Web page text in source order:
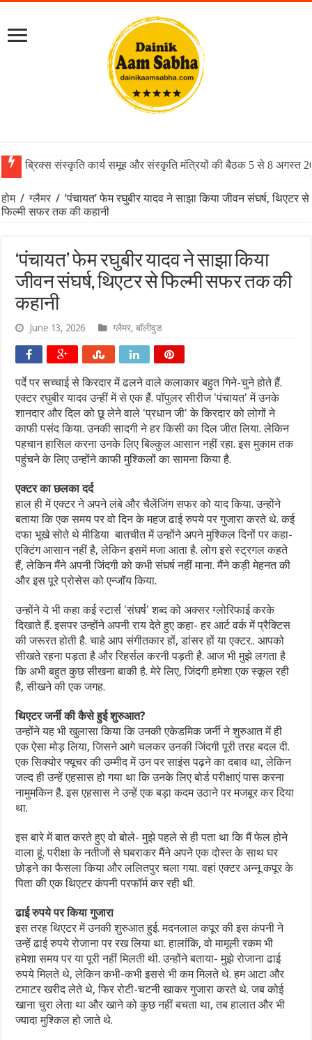
ब्रिक्स संस्कृति कार्य समूह और संस्कृति मंत्रियों की बैठक 5 से 8 अगस्त
होम / ग्लैमर / ‘पंचायत’ फेम रघुबीर यादव ने साझा किया जीवन संघर्ष, थिएटर से
फिल्मी सफर तक की कहानी
‘पंचायत’ फेम रघुबीर यादव ने साझा किया
जीवन संघर्ष, थिएटर से फिल्मी सफर तक की
कहानी
June 13, 2026 ग्लैमर,बॉलीवुड
पर्दे पर सच्चाई से किरदार में ढलने वाले कलाकार बहुत गिने-चुने होते हैं.
एक्टर रघुबीर यादव उन्हीं में से एक हैं. पॉपुलर सीरीज 'पंचायत' में उनके
शानदार और दिल को छू लेने वाले 'प्रधान जी' के किरदार को लोगों ने
काफी पसंद किया. उनकी सादगी ने हर किसी का दिल जीत लिया. लेकिन
पहचान हासिल करना उनके लिए बिल्कुल आसान नहीं रहा. इस मुकाम तक
पहुंचने के लिए उन्होंने काफी मुश्किलों का सामना किया है.
एक्टर का छलका दर्द
हाल ही में एक्टर ने अपने लंबे और चैलेंजिंग सफर को याद किया. उन्होंने
बताया कि एक समय पर वो दिन के महज ढाई रुपये पर गुजारा करते थे. कई
दफा भूखे सोते थे मीडिया बातचीत में उन्होंने अपने मुश्किल दिनों पर कहा-
एक्टिंग आसान नहीं है, लेकिन इसमें मजा आता है. लोग इसे स्ट्रगल कहते
हैं, लेकिन मैंने अपनी जिंदगी को कभी संघर्ष नहीं माना. मैंने कड़ी मेहनत की
और इस पूरे प्रोसेस को एन्जॉय किया.
उन्होंने ये भी कहा कई स्टार्स 'संघर्ष' शब्द को अक्सर ग्लोरिफाई करके
दिखाते हैं. इसपर उन्होंने अपनी राय देते हुए कहा- हर आर्ट वर्क में प्रैक्टिस
की जरूरत होती है. चाहे आप संगीतकार हों, डांसर हों या एक्टर.. आपको
सीखते रहना पड़ता है और रिहर्सल करनी पड़ती है. आज भी मुझे लगता है
कि अभी बहुत कुछ सीखना बाकी है. मेरे लिए, जिंदगी हमेशा एक स्कूल रही
है, सीखने की एक जगह.
थिएटर जर्नी की कैसे हुई शुरुआत?
उन्होंने यह भी खुलासा किया कि उनकी एकेडमिक जर्नी ने शुरुआत में ही
एक ऐसा मोड़ लिया, जिसने आगे चलकर उनकी जिंदगी पूरी तरह बदल दी.
एक सिक्योर फ्यूचर की उम्मीद में उन पर साइंस पढ़ने का दबाव था, लेकिन
जल्द ही उन्हें एहसास हो गया था कि उनके लिए बोर्ड परीक्षाएं पास करना
नामुमकिन है. इस एहसास ने उन्हें एक बड़ा कदम उठाने पर मजबूर कर दिया
था.
इस बारे में बात करते हुए वो बोले- मुझे पहले से ही पता था कि मैं फेल होने
वाला हूं. परीक्षा के नतीजों से घबराकर मैंने अपने एक दोस्त के साथ घर
छोड़ने का फैसला किया और ललितपुर चला गया. वहां एक्टर अन्नू कपूर के
पिता की एक थिएटर कंपनी परफॉर्म कर रही थी.
ढाई रुपये पर किया गुजारा
इस तरह थिएटर में उनकी शुरुआत हुई. मदनलाल कपूर की इस कंपनी ने
उन्हें ढाई रुपये रोजाना पर रख लिया था. हालांकि, वो मामूली रकम भी
हमेशा समय पर या पूरी नहीं मिलती थी. उन्होंने बताया- मुझे रोजाना ढाई
रुपये मिलते थे, लेकिन कभी-कभी इससे भी कम मिलते थे. हम आटा और
टमाटर खरीद लेते थे, फिर रोटी-चटनी खाकर गुजारा करते थे. जब कोई
खाना चुरा लेता था और खाने को कुछ नहीं बचता था, तब हालात और भी
ज्यादा मुश्किल हो जाते थे.